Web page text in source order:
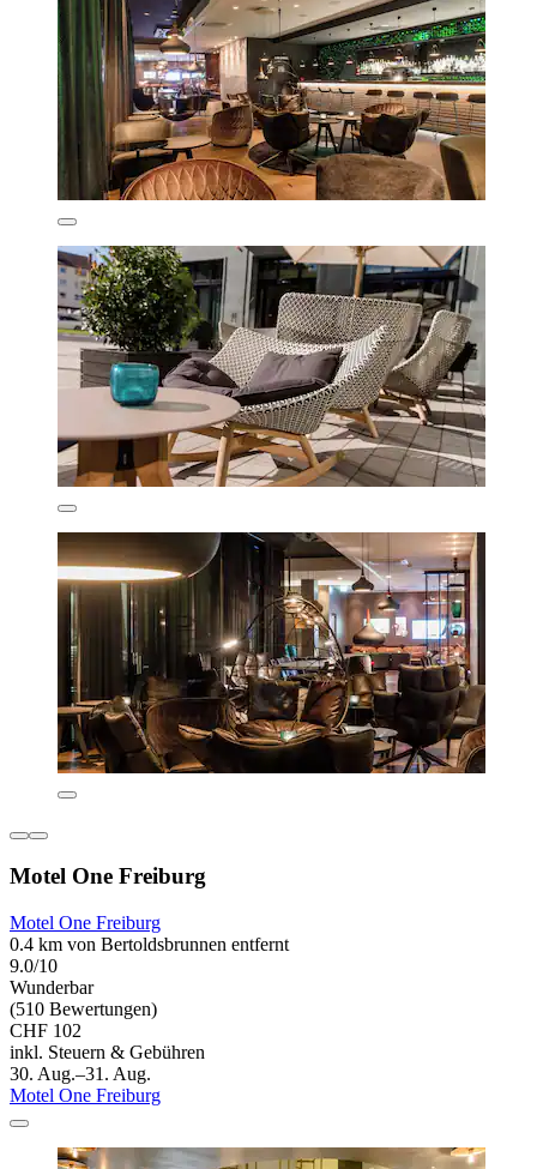
Motel One Freiburg
Motel One Freiburg
0.4 km von Bertoldsbrunnen entfernt
9.0/10
Wunderbar
(510 Bewertungen)
CHF 102
inkl. Steuern & Gebühren
30. Aug.–31. Aug.
Motel One Freiburg